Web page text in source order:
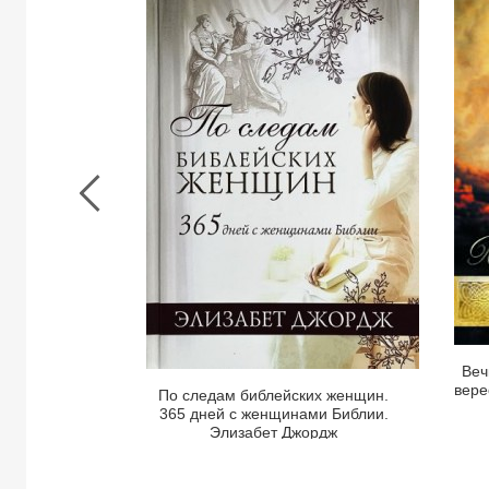
Страница
книги
По следам библейских женщин.
365 дней с женщинами Библии.
Элизабет Джордж
По
следам
библейских
женщин.
365
дней
с
женщинами
Элизабет
Джордж